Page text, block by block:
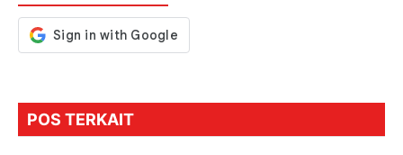
POS TERKAIT